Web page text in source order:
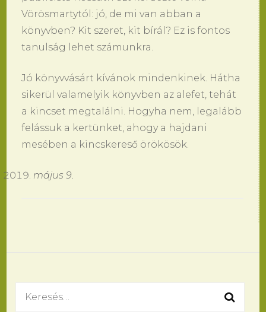
Vörösmartytól: jó, de mi van abban a
könyvben? Kit szeret, kit bírál? Ez is fontos
tanulság lehet számunkra.
Jó könyvvásárt kívánok mindenkinek. Hátha
sikerül valamelyik könyvben az alefet, tehát
a kincset megtalálni. Hogyha nem, legalább
felássuk a kertünket, ahogy a hajdani
mesében a kincskereső örökösök.
május 9.
Keresés: